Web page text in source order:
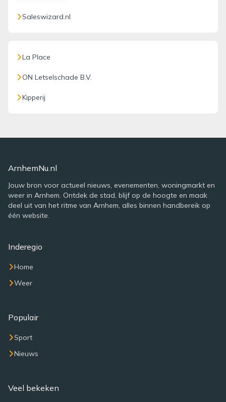
Saleswizard.nl
La Place
ON Letselschade B.V.
Kipperij
ArnhemNu.nl
Jouw bron voor actueel nieuws, evenementen, woningmarkt en
weer in Arnhem. Ontdek de stad, blijf op de hoogte en maak
deel uit van het ritme van Arnhem, alles binnen handbereik op
één website.
Inderegio
Home
Weer
Populair
Sport
Nieuws
Veel bekeken